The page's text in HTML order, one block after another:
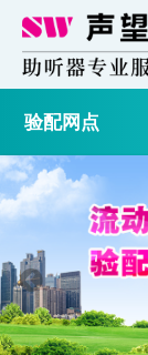
验配网点